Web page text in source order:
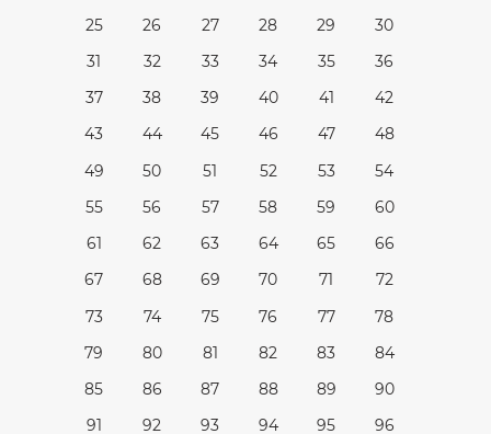
25
26 27 28 29
30
31
32 33 34 35
36
37
38 39 40 41
42
43
44 45 46 47
48
49
50 51 52 53
54
55
56 57 58 59
60
61
62 63 64 65
66
67
68 69 70 71
72
73
74 75 76 77
78
79
80 81 82 83
84
85
86 87 88 89
90
91
92 93 94 95 96